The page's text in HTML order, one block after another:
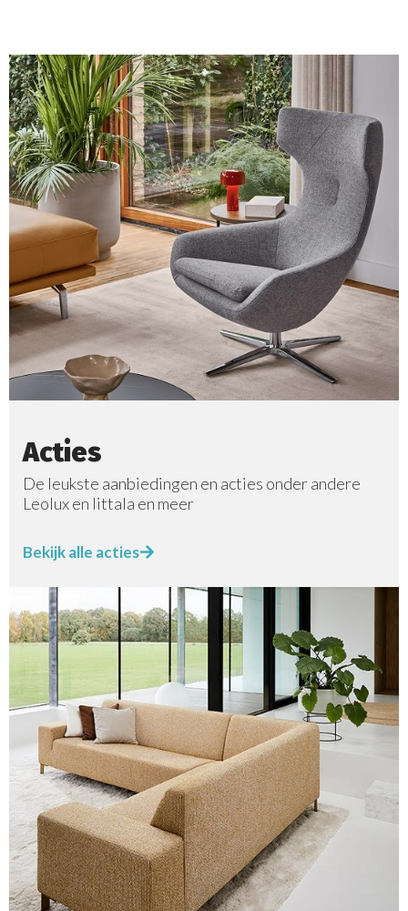
Bezoek onze winkel
Acties
De leukste aanbiedingen en acties onder andere
Leolux en Iittala en meer
Bekijk alle acties